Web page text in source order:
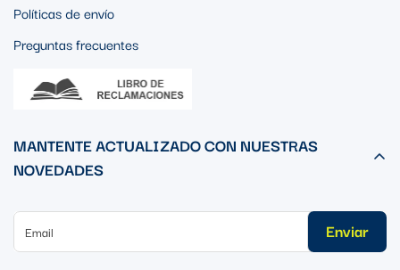
Políticas de envío
Preguntas frecuentes
MANTENTE ACTUALIZADO CON NUESTRAS
NOVEDADES
Enviar